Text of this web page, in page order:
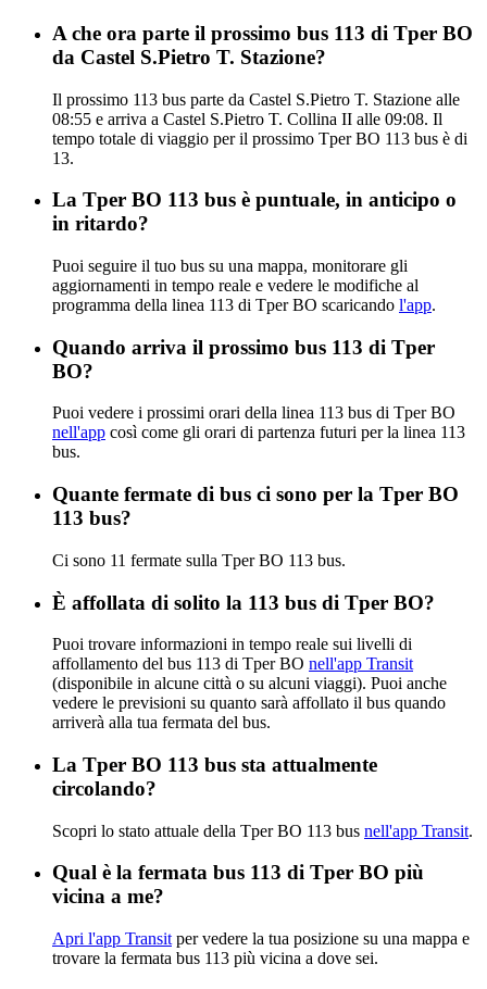
A che ora parte il prossimo bus 113 di Tper BO
da Castel S.Pietro T. Stazione?
Il prossimo 113 bus parte da Castel S.Pietro T. Stazione alle
08:55 e arriva a Castel S.Pietro T. Collina II alle 09:08. Il
tempo totale di viaggio per il prossimo Tper BO 113 bus è di
13.
La Tper BO 113 bus è puntuale, in anticipo o
in ritardo?
Puoi seguire il tuo bus su una mappa, monitorare gli
aggiornamenti in tempo reale e vedere le modifiche al
programma della linea 113 di Tper BO scaricando l'app.
Quando arriva il prossimo bus 113 di Tper
BO?
Puoi vedere i prossimi orari della linea 113 bus di Tper BO
nell'app così come gli orari di partenza futuri per la linea 113
bus.
Quante fermate di bus ci sono per la Tper BO
113 bus?
Ci sono 11 fermate sulla Tper BO 113 bus.
È affollata di solito la 113 bus di Tper BO?
Puoi trovare informazioni in tempo reale sui livelli di
affollamento del bus 113 di Tper BO nell'app Transit
(disponibile in alcune città o su alcuni viaggi). Puoi anche
vedere le previsioni su quanto sarà affollato il bus quando
arriverà alla tua fermata del bus.
La Tper BO 113 bus sta attualmente
circolando?
Scopri lo stato attuale della Tper BO 113 bus nell'app Transit.
Qual è la fermata bus 113 di Tper BO più
vicina a me?
Apri l'app Transit per vedere la tua posizione su una mappa e
trovare la fermata bus 113 più vicina a dove sei.